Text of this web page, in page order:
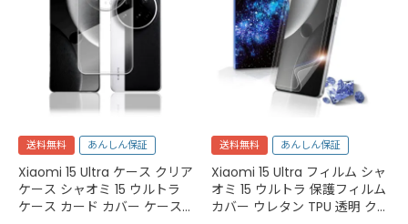
送料無料 あんしん保証
Xiaomi 15 Ultra ケース クリア
ケース シャオミ 15 ウルトラ
ケース カード カバー ケース
送料無料 あんしん保証
Xiaomi 15 Ultra フィルム シャ
オミ 15 ウルトラ 保護フィルム
カバー ウレタン TPU 透明 ク